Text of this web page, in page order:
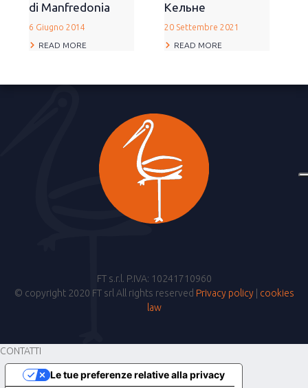
di Manfredonia
6 Giugno 2014
READ MORE
Кельне
20 Settembre 2021
READ MORE
FT s.r.l. P.IVA: 10241710960
© copyright 2020 FT srl All rights reserved Privacy policy| cookies
law
CONTATTI
Le tue preferenze relative alla privacy